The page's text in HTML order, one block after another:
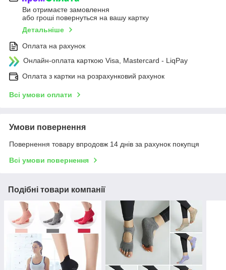
Ви отримаєте замовлення
або гроші повернуться на вашу картку
Детальніше
Оплата на рахунок
Онлайн-оплата карткою Visa, Mastercard - LiqPay
Оплата з картки на розрахунковий рахунок
Всі умови оплати
Умови повернення
Повернення товару впродовж 14 днів за рахунок покупця
Всі умови повернення
Подібні товари компанії